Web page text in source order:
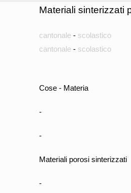
Materiali sinterizzati
cantonale - scolastico
cantonale - scolastico
Cose - Materia
-
-
Materiali porosi sinterizzati
-